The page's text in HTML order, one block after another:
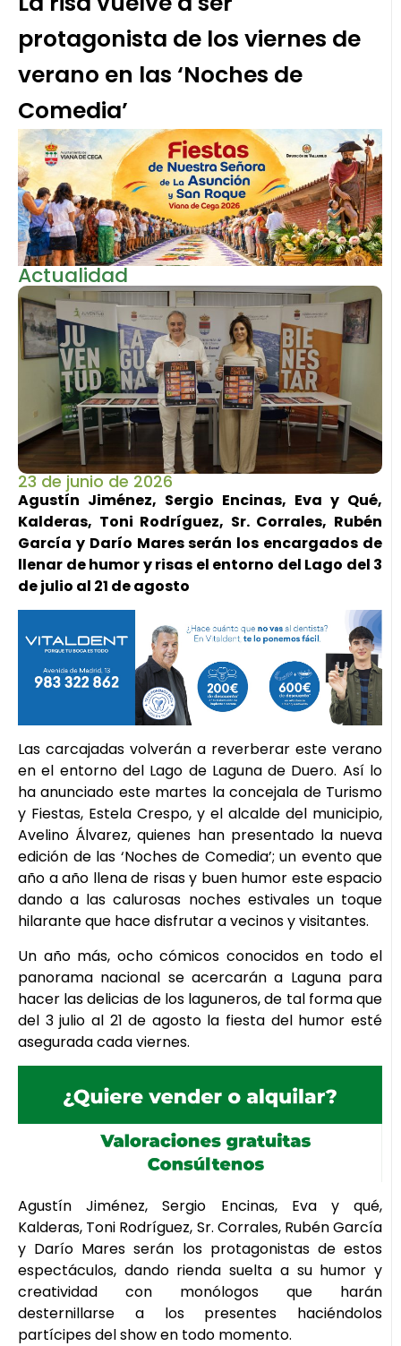
protagonista de los viernes de
verano en las ‘Noches de
Comedia’
Actualidad
23 de junio de 2026
Agustín Jiménez, Sergio Encinas, Eva y Qué,
Kalderas, Toni Rodríguez, Sr. Corrales, Rubén
García y Darío Mares serán los encargados de
llenar de humor y risas el entorno del Lago del 3
de julio al 21 de agosto
Las carcajadas volverán a reverberar este verano
en el entorno del Lago de Laguna de Duero. Así lo
ha anunciado este martes la concejala de Turismo
y Fiestas, Estela Crespo, y el alcalde del municipio,
Avelino Álvarez, quienes han presentado la nueva
edición de las ‘Noches de Comedia’; un evento que
año a año llena de risas y buen humor este espacio
dando a las calurosas noches estivales un toque
hilarante que hace disfrutar a vecinos y visitantes.
Un año más, ocho cómicos conocidos en todo el
panorama nacional se acercarán a Laguna para
hacer las delicias de los laguneros, de tal forma que
del 3 julio al 21 de agosto la fiesta del humor esté
asegurada cada viernes.
Agustín Jiménez, Sergio Encinas, Eva y qué,
Kalderas, Toni Rodríguez, Sr. Corrales, Rubén García
y Darío Mares serán los protagonistas de estos
espectáculos, dando rienda suelta a su humor y
creatividad con monólogos que harán
desternillarse a los presentes haciéndolos
partícipes del show en todo momento.